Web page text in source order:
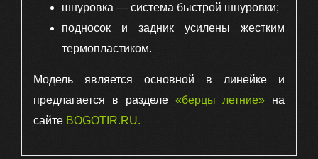
шнуровка — система быстрой шнуровки;
подносок и задник усилены жестким
термопластиком.
Модель является основной в линейке и
предлагается в разделе «берцы летние» на
сайте BOGOTIR.RU.